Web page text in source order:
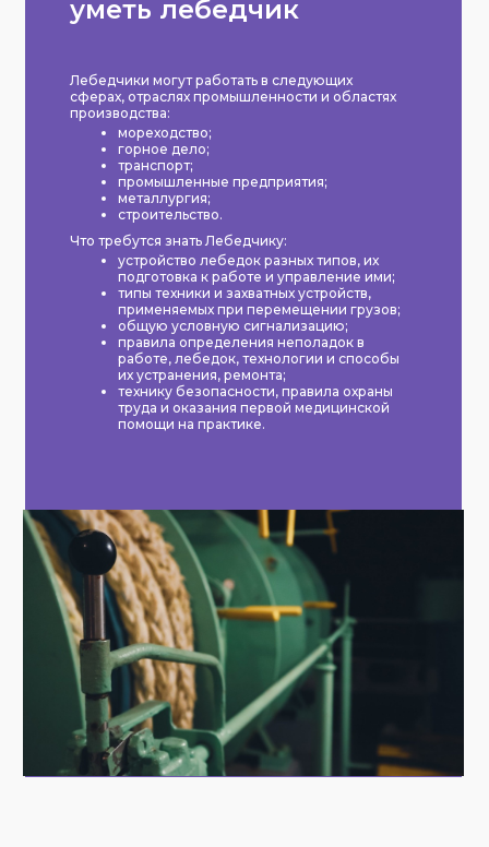
уметь лебедчик
Лебедчики могут работать в следующих
сферах, отраслях промышленности и областях
производства:
мореходство;
горное дело;
транспорт;
промышленные предприятия;
металлургия;
строительство.
Что требутся знать Лебедчику:
устройство лебедок разных типов, их
подготовка к работе и управление ими;
типы техники и захватных устройств,
применяемых при перемещении грузов;
общую условную сигнализацию;
правила определения неполадок в
работе, лебедок, технологии и способы
их устранения, ремонта;
технику безопасности, правила охраны
труда и оказания первой медицинской
помощи на практике.